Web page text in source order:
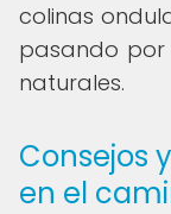
colinas
pasando por
naturales.
Consejos
en el